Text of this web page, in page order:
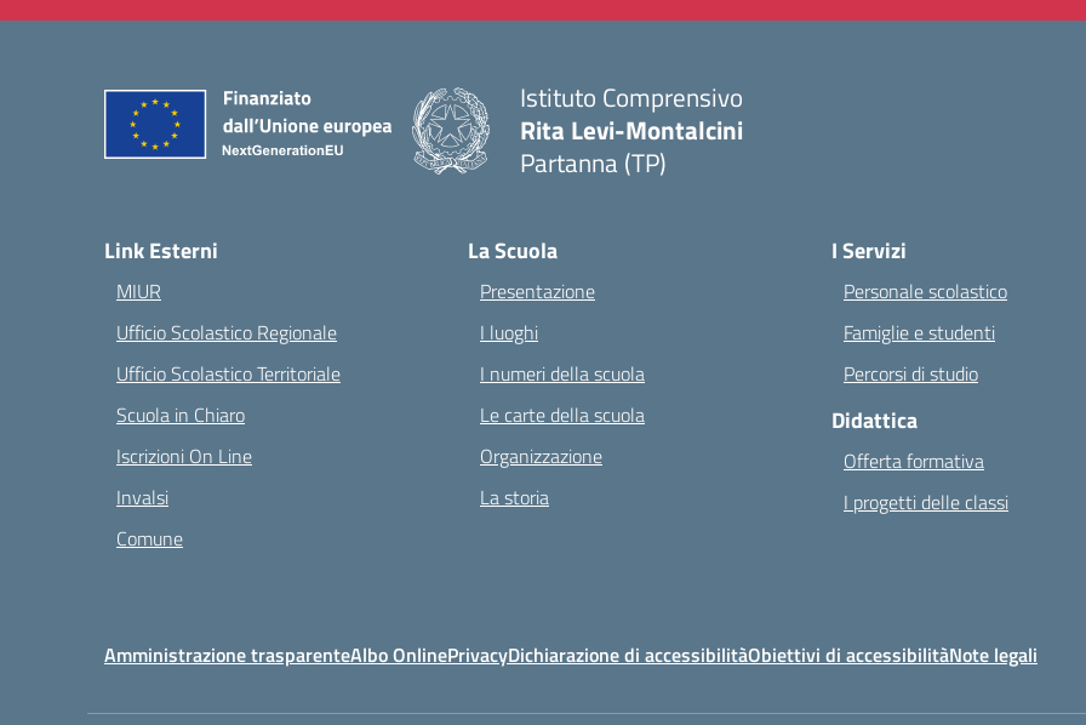
Istituto Comprensivo
Rita Levi-Montalcini
Partanna (TP)
Link Esterni
MIUR
Ufficio Scolastico Regionale
Ufficio Scolastico Territoriale
Scuola in Chiaro
Iscrizioni On Line
Invalsi
Comune
La Scuola
Presentazione
I luoghi
I numeri della scuola
Le carte della scuola
Organizzazione
La storia
I Servizi
Personale scolastico
Famiglie e studenti
Percorsi di studio
Didattica
Offerta formativa
I progetti delle classi
Amministrazione trasparenteAlbo OnlinePrivacyDichiarazione di accessibilitàObiettivi di accessibilitàNote legali